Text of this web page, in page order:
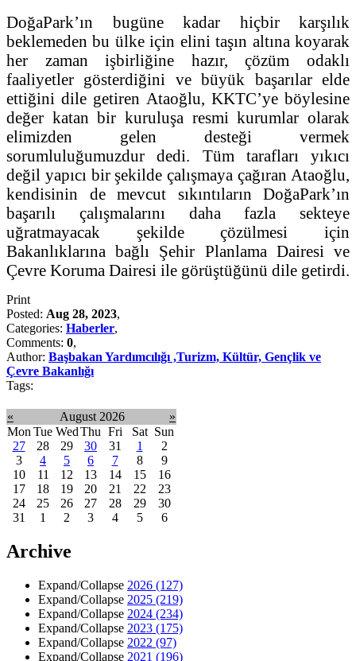
DoğaPark’ın bugüne kadar hiçbir karşılık
beklemeden bu ülke için elini taşın altına koyarak
her zaman işbirliğine hazır, çözüm odaklı
faaliyetler gösterdiğini ve büyük başarılar elde
ettiğini dile getiren Ataoğlu, KKTC’ye böylesine
değer katan bir kuruluşa resmi kurumlar olarak
elimizden gelen desteği vermek
sorumluluğumuzdur dedi. Tüm tarafları yıkıcı
değil yapıcı bir şekilde çalışmaya çağıran Ataoğlu,
kendisinin de mevcut sıkıntıların DoğaPark’ın
başarılı çalışmalarını daha fazla sekteye
uğratmayacak şekilde çözülmesi için
Bakanlıklarına bağlı Şehir Planlama Dairesi ve
Çevre Koruma Dairesi ile görüştüğünü dile getirdi.
Print
Posted: Aug 28, 2023,
Categories: Haberler,
Comments: 0,
Author: Başbakan Yardımcılığı ,Turizm, Kültür, Gençlik ve
Çevre Bakanlığı
Tags:
« August 2026
»
Mon Tue WedThu Fri Sat Sun
27
28 29 30 31 1
2
3
4 5 6 7 8
9
10
11 12 13 14 15
16
17
18 19 20 21 22
23
24
25 26 27 28 29
30
31
1 2 3 4 5 6
Archive
Expand/Collapse 2026 (127)
Expand/Collapse 2025 (219)
Expand/Collapse 2024 (234)
Expand/Collapse 2023 (175)
Expand/Collapse 2022 (97)
Expand/Collapse 2021 (196)